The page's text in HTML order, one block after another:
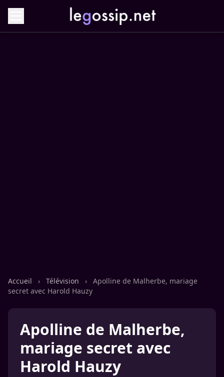
Accueil › Télévision ›
Apolline de Malherbe, mariage
secret avec Harold Hauzy
Apolline de Malherbe,
mariage secret avec
Harold Hauzy